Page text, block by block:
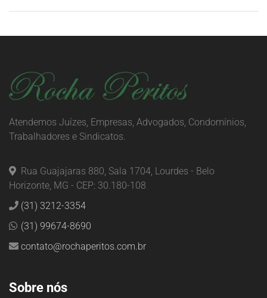
Atendemos Juízes, Empresas, Advogados, Condomínios,
Trabalhadores e Sindicatos.
Rua Guajajaras 880, Sala 1704, Lourdes - Belo
Horizonte, MG - CEP: 30.180-108
(31) 3212-3354
(31) 99674-8690
contato@rochaperitos.com.br
Sobre nós